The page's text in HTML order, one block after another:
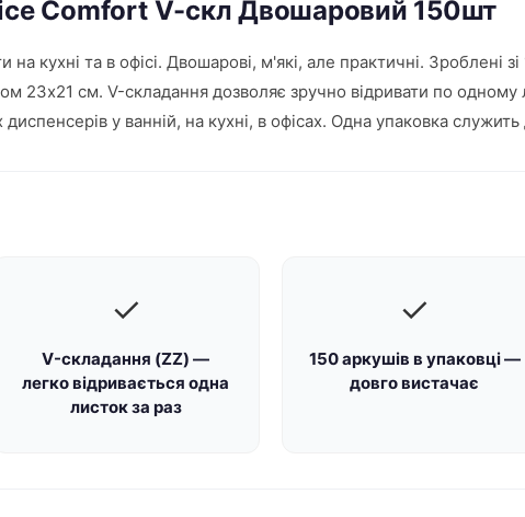
Comfort V-скл Двошаровий 150шт
та в офісі. Двошарові, м'які, але практичні. Зроблені
23х21 см. V-складання дозволяє зручно відривати по
у ванній, на кухні, в офісах. Одна упаковка служить
✓
V-складання (ZZ) —
легко відривається одна
листок за раз
✓
150 аркушів в упаковці —
довго вистачає